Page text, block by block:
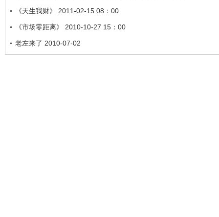
《天生我财》 2011-02-15 08：00
《市场零距离》 2010-10-27 15：00
老左来了 2010-07-02